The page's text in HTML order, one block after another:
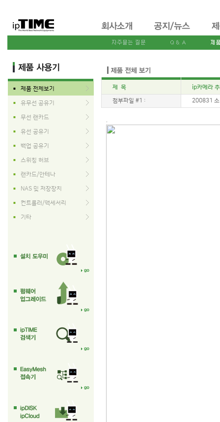
■ 제품 전체보기
■ 유무선 공유기
■ 무선 랜카드
■ 유선 공유기
■ 백업 공유기
■ 스위칭 허브
■ 랜카드/안테나
■ NAS 및 저장장치
■ 컨트롤러/액세서리
■ 기타
제 목 ip카메라
첨부파일 #1 : 200831
.